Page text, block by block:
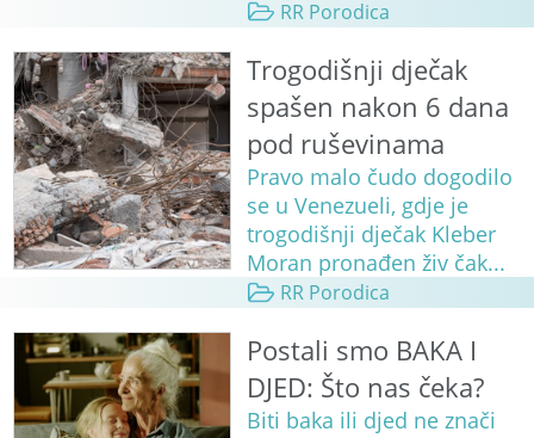
RR Porodica
Trogodišnji dječak
spašen nakon 6 dana
pod ruševinama
Pravo malo čudo dogodilo
se u Venezueli, gdje je
trogodišnji dječak Kleber
Moran pronađen živ čak...
RR Porodica
Postali smo BAKA I
DJED: Što nas čeka?
Biti baka ili djed ne znači